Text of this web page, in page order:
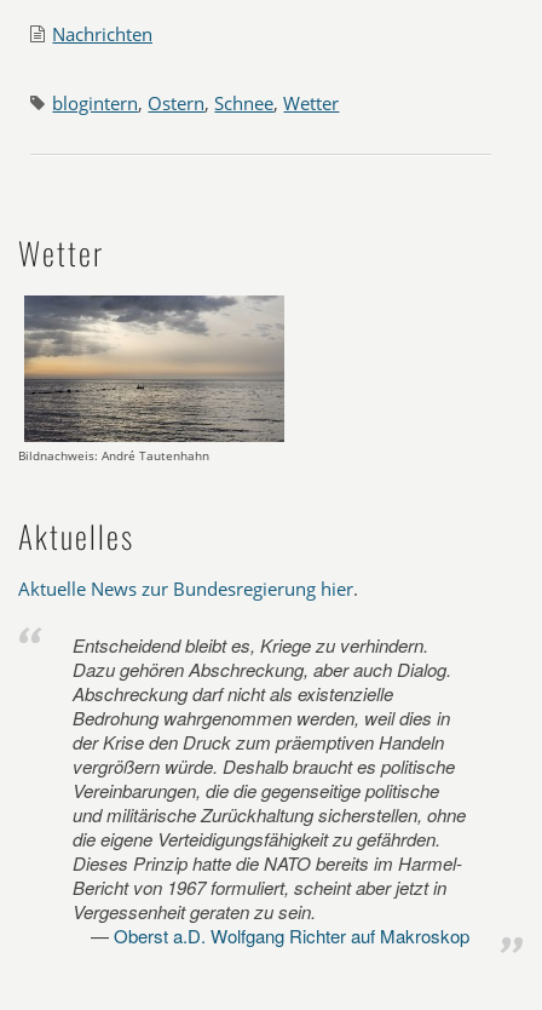
Nachrichten
blogintern, Ostern,Schnee,Wetter
Wetter
Bildnachweis: André Tautenhahn
Aktuelles
Aktuelle News zur Bundesregierung hier.
Entscheidend bleibt es, Kriege zu verhindern.
Dazu gehören Abschreckung, aber auch Dialog.
Abschreckung darf nicht als existenzielle
Bedrohung wahrgenommen werden, weil dies in
der Krise den Druck zum präemptiven Handeln
vergrößern würde. Deshalb braucht es politische
Vereinbarungen, die die gegenseitige politische
und militärische Zurückhaltung sicherstellen, ohne
die eigene Verteidigungsfähigkeit zu gefährden.
Dieses Prinzip hatte die NATO bereits im Harmel-
Bericht von 1967 formuliert, scheint aber jetzt in
Vergessenheit geraten zu sein.
Oberst a.D. Wolfgang Richter auf Makroskop